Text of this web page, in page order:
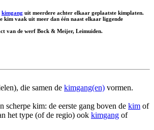
kimgang uit meerdere achter elkaar geplaatste kimplaten.
kim vaak uit meer dan één naast elkaar liggende
van de werf Bock & Meijer, Leimuiden.
die samen de kimgang(en) vormen.
scherpe kim: de eerste gang boven de kim of
het type (of de regio) ook kimgang of